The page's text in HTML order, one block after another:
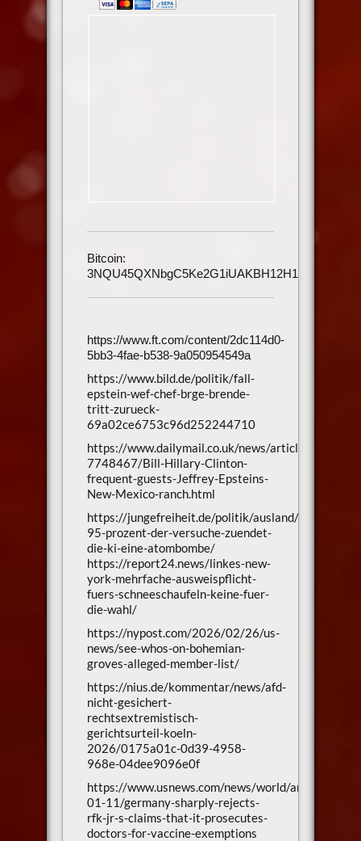
Bitcoin:
3NQU45QXNbgC5Ke2G1iUAKBH12H1h3UmAu
https://www.ft.com/content/2dc114d0-
5bb3-4fae-b538-9a050954549a
https://www.bild.de/politik/fall-
epstein-wef-chef-brge-brende-
tritt-zurueck-
69a02ce6753c96d252244710
https://www.dailymail.co.uk/news/article-
7748467/Bill-Hillary-Clinton-
frequent-guests-Jeffrey-Epsteins-
New-Mexico-ranch.html
https://jungefreiheit.de/politik/ausland/2026/in-
95-prozent-der-versuche-zuendet-
die-ki-eine-atombombe/
https://report24.news/linkes-new-
york-mehrfache-ausweispflicht-
fuers-schneeschaufeln-keine-fuer-
die-wahl/
https://nypost.com/2026/02/26/us-
news/see-whos-on-bohemian-
groves-alleged-member-list/
https://nius.de/kommentar/news/afd-
nicht-gesichert-
rechtsextremistisch-
gerichtsurteil-koeln-
2026/0175a01c-0d39-4958-
968e-04dee9096e0f
https://www.usnews.com/news/world/articles/
01-11/germany-sharply-rejects-
rfk-jr-s-claims-that-it-prosecutes-
doctors-for-vaccine-exemptions